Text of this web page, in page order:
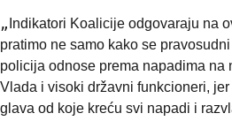
„ Indikatori Koalicije odgovaraju na
pratimo ne samo kako se
policija odnose prema napadima na
Vlada i visoki državni funkcioneri,
glava od koje kreću svi napadi i